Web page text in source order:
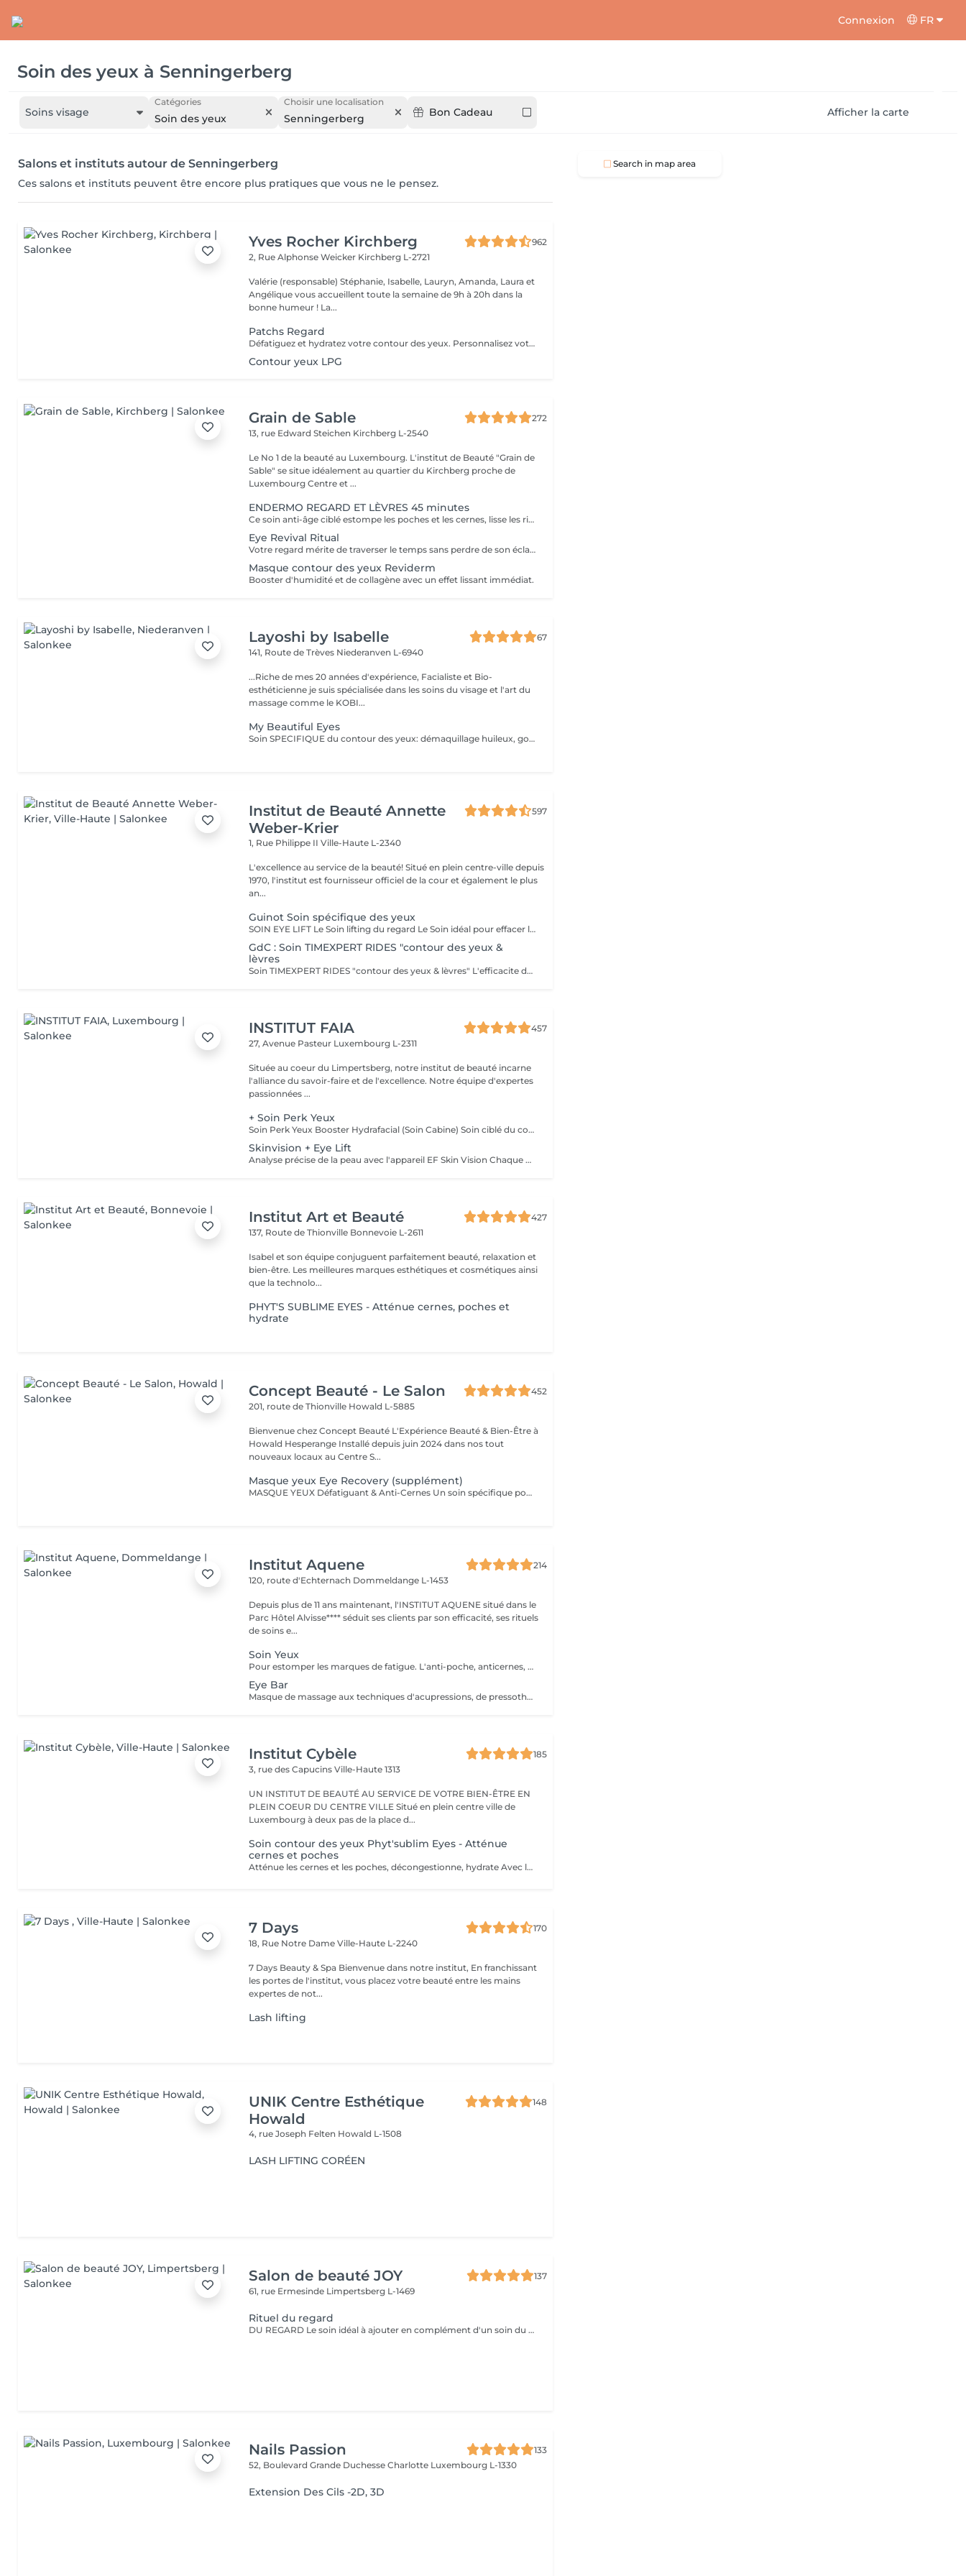
Connexion FR
Soin des yeux à Senningerberg
Soins visage
Catégories
Soin des yeux
Choisir une localisation
Senningerberg Bon Cadeau Afficher la carte
Salons et instituts autour de Senningerberg
Ces salons et instituts peuvent être encore plus pratiques que vous ne le pensez.
Yves Rocher Kirchberg
962
2, Rue Alphonse Weicker Kirchberg L-2721
Valérie (responsable) Stéphanie, Isabelle, Lauryn, Amanda, Laura et
Angélique vous accueillent toute la semaine de 9h à 20h dans la
bonne humeur ! La...
Patchs Regard
Défatiguez et hydratez votre contour des yeux. Personnalisez votre soin visage nettoyant ou essentiel en bénéficiant pendant votre masque de patchs formulés spécialement pour défatiguer et hydrater le contour des yeux.
Contour yeux LPG
Grain de Sable
272
13, rue Edward Steichen Kirchberg L-2540
Le No 1 de la beauté au Luxembourg. L'institut de Beauté "Grain de
Sable" se situe idéalement au quartier du Kirchberg proche de
Luxembourg Centre et ...
ENDERMO REGARD ET LÈVRES 45 minutes
Ce soin anti-âge ciblé estompe les poches et les cernes, lisse les rides du contour des yeux et de la bouche, repulpe les lèvres et rehausse les paupières pour ouvrir et défatiguer le regard.
Eye Revival Ritual
Votre regard mérite de traverser le temps sans perdre de son éclat, c'est la mission de CellCollagen Contour des Yeux. L'association subtile entre sa matrice de collagène enrichie d'oligopeptides d'hibiscus et le sérum cellulaire dont il est infusé magnifiera votre contour de l'oeil. Ce soin luxueux ultra performant et hautement concentré en extraits cellulaires stabilisés (15%) hydrate et revitalise non seulement la peau particulièrement délicate de cette zone, mais repulpe* les rides et estompe visiblement les cernes et poches. Votre regard est reposé* et incroyablement lumineux.
Masque contour des yeux Reviderm
Booster d'humidité et de collagène avec un effet lissant immédiat.
Layoshi by Isabelle
67
141, Route de Trèves Niederanven L-6940
...Riche de mes 20 années d'expérience, Facialiste et Bio-
esthéticienne je suis spécialisée dans les soins du visage et l'art du
massage comme le KOBI...
My Beautiful Eyes
Soin SPECIFIQUE du contour des yeux: démaquillage huileux, gommage doux, massage drainant et liftant, application d'un masque hydratant et d'une crème contour défroissante et défatigante.
Institut de Beauté Annette
Weber-Krier
597
1, Rue Philippe IIVille-Haute L-2340
L'excellence au service de la beauté! Situé en plein centre-ville depuis
1970, l'institut est fournisseur officiel de la cour et également le plus
an...
Guinot Soin spécifique des yeux
SOIN EYE LIFT Le Soin lifting du regard Le Soin idéal pour effacer les signes de l'âge (rides, relâchement des paupières) et les marques de fatigue (poches, cernes). RÉSULTATS BEAUTÉ LE REGARD EST DÉFATIGUÉ, VISIBLEMENT PLUS JEUNE. Action sur les signes de l'âge - Les rides et ridules sont lissées. - Les paupières sont rehaussées. Le regard est agrandi et rajeuni. Action sur les signes de fatigue - Les poches et les cernes sont visiblement atténués. Le regard est reposé et lumineux. SECRETS DU SOIN MODELAGE YEUX Sérum de Modelage Yeux et techniques manuelles ciblées pour favoriser le drainage en relançant la microcirculation afin d'atténuer les poches et les cernes. STIMULATION MUSCULAIRE YEUX La stimulation musculaire fait travailler les muscles du contour des yeux, grâce au micro-courant de stimulation. Cette phase, associée au Sérum Gel Yeux retend les traits en redonnant du volume aux muscles et draine les poches et les cernes en relançant la microcirculation. Effet "lifting" immédiat : les rides de la patte d'oie et la ride du lion sont lissées et les paupières sont rehaussées. MASQUE YEUX Le Masque exclusif GUINOT en non tissé permet de lisser la ride de la patte d'oie et la ride du lion, et de réduire visiblement les poches et les cernes.
GdC : Soin TIMEXPERT RIDES "contour des yeux &
lèvres
Soin TIMEXPERT RIDES "contour des yeux & lèvres" L'efficacite des composants actifs de TimexpertRides ( BTX-Tripeptine, Tissulage Tech, Energy Pythoactives ). La combinaison de bio-engineering pour eliminer les rides avec des ingredients specifiques, qui agissent contre les differentes sortes de problemes comme les cercles noirs, les cernes et le relachement. La peau autour des yeux retrouve de la clarte, de l'energie et de la fermete. Résultats immédiats. - Tout type de peau normale à sèche - Toute saison - Recommandé à partir 30 ans Sous forme d'une cure de trois sessions, une par semaine ou comme traitement flash. Massage spécifique : Cupping-yoga facial-pierre Gua-Sha
INSTITUT FAIA
457
27, Avenue Pasteur Luxembourg L-2311
Située au coeur du Limpertsberg, notre institut de beauté incarne
l'alliance du savoir-faire et de l'excellence. Notre équipe d'expertes
passionnées ...
+ Soin Perk Yeux
Soin Perk Yeux Booster Hydrafacial (Soin Cabine) Soin ciblé du contour des yeux réalisé en cabine, en complément d'un soin Hydrafacial. Le Perk Yeux exfolie délicatement et infuse un sérum concentré pour hydrater, lisser les ridules et illuminer le regard. Résultat immédiat: un contour de l'il plus frais, défatigué et lumineux. Fonctionnement : Le soin nécessite l'achat d'un booster personnel au prix de 50€. Ce booster, conservé en cabine, permet de réaliser 3 séances en complément d'un Hydrafacial.
Skinvision + Eye Lift
Analyse précise de la peau avec l'appareil EF Skin Vision Chaque peau étant unique, nous analysons ensemble les besoins actuels de votre peau. L'appareil diagnostic effectue une analyse complète. Il détermine l'identité de votre peau en quelques minutes, en se basant sur 9 paramètres spécifiques: hydratation, excès de sébum, élasticité, desquamation, pores, taches pigmentaires, rides pattes d'oie, rides du front, couperose. Soin des yeux liftant pour un regard éclatant. Un soin intensif du contour des yeux; massage très efficace des points de pression, massage anti-age liftant, Expert Eye patch et soin intensif du contour des yeux avec la technologie Oxy Booster. Grâce à ce soin les poches et les cernes sont atténuées, les rides sont lissées, le regard est plus éclatant et la fatigue est éliminée.
Institut Art et Beauté
427
137, Route de Thionville Bonnevoie L-2611
Isabel et son équipe conjuguent parfaitement beauté, relaxation et
bien-être. Les meilleures marques esthétiques et cosmétiques ainsi
que la technolo...
PHYT'S SUBLIME EYES - Atténue cernes, poches et
hydrate
Concept Beauté - Le Salon
452
201, route de Thionville Howald L-5885
Bienvenue chez Concept Beauté L'Expérience Beauté & Bien-Être à
Howald Hesperange Installé depuis juin 2024 dans nos tout
nouveaux locaux au Centre S...
Masque yeux Eye Recovery (supplément)
MASQUE YEUX Défatiguant & Anti-Cernes Un soin spécifique pour la zone fragile du contour des yeux, qui décongestionne, lisse et illumine le regard. Grâce à l'action d'actifs drainants et revitalisants, ce soin atténue les cernes, les poches et les rides pour un regard reposé et éclatant. A inclure dans n'importe quel Soin SOINS DU VISAGE COMFORT ZONE Nos soins du visage utilisent les produits de la marque Comfort Zone, une référence en cosmétique professionnelle alliant science, nature et innovation. Formulés avec des ingrédients d'origine naturelle, sans silicones, parabènes ni huiles minérales, ces soins sont conçus pour respecter l'équilibre de la peau tout en offrant des résultats visibles et durables. Chaque soin est un véritable rituel de bien-être et d'efficacité, adapté aux besoins spécifiques de votre peau.
Institut Aquene
214
120, route d'Echternach Dommeldange L-1453
Depuis plus de 11 ans maintenant, l'INSTITUT AQUENE situé dans le
Parc Hôtel Alvisse**** séduit ses clients par son efficacité, ses rituels
de soins e...
Soin Yeux
Pour estomper les marques de fatigue. L'anti-poche, anticernes, anti-rides pour un effet lissant et comblant. Peut être fait seul ou combiné à un soin visage.
Eye Bar
Masque de massage aux techniques d'acupressions, de pressothérapies, massage vibratoire. Peut être fait seul ou combiné dans un soin.
Institut Cybèle
185
3, rue des CapucinsVille-Haute 1313
UN INSTITUT DE BEAUTÉ AU SERVICE DE VOTRE BIEN-ÊTRE EN
PLEIN COEUR DU CENTRE VILLE Situé en plein centre ville de
Luxembourg à deux pas de la place d...
Soin contour des yeux Phyt'sublim Eyes - Atténue
cernes et poches
Atténue les cernes et les poches, décongestionne, hydrate Avec le soin contour des yeux certifié bio Phyt'Sublim Eyes, découvrez toute l'expertise professionnelle de Phyt's rien que pour vos yeux. Constitué de 8 étapes, qui s'enchaînent au rythme des manuvres décongestionnantes et drainantes, il conjugue parfaitement soin et détente. Sérum bio concentré d'actifs, baume fondant stimulant, masque peel-off défroissant et émulsion légère défatigante Immédiatement, décongestionné et dynamisé. Convient pour : Tous types de peaux
7 Days
170
18, Rue Notre DameVille-Haute L-2240
7 Days Beauty & Spa Bienvenue dans notre institut, En franchissant
les portes de l'institut, vous placez votre beauté entre les mains
expertes de not...
Lash lifting
UNIK Centre Esthétique
Howald
148
4, rue Joseph Felten Howald L-1508
LASH LIFTING CORÉEN
Salon de beauté JOY
137
61, rue Ermesinde Limpertsberg L-1469
Rituel du regard
DU REGARD Le soin idéal à ajouter en complément d'un soin du visage. Le rituel du regard, qu'il soit pratiqué seul ou en complément d'un soin, offre un effet revitalisant et drainant grâce à des techniques de massage manuelles et au gua sha spécialement adapté à la zone du contour des yeux.
Nails Passion
133
52, Boulevard Grande Duchesse Charlotte Luxembourg L-1330
Extension Des Cils -2D, 3D
Search in map area